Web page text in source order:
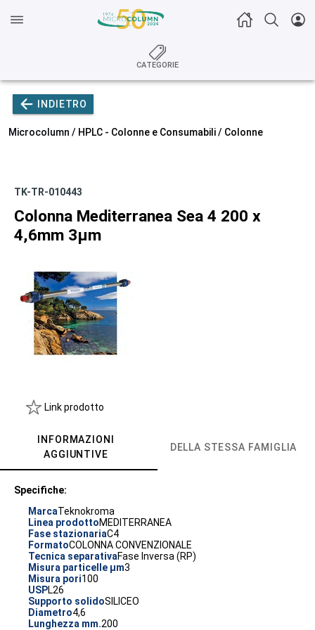
CATEGORIE
INDIETRO
Microcolumn / HPLC - Colonne e Consumabili/ Colonne
TK-TR-010443
Colonna Mediterranea Sea 4 200 x
4,6mm 3µm
Link prodotto
INFORMAZIONI
AGGIUNTIVE
DELLA STESSA FAMIGLIA
Specifiche:
MarcaTeknokroma
Linea prodottoMEDITERRANEA
Fase stazionariaC4
FormatoCOLONNA CONVENZIONALE
Tecnica separativaFase Inversa (RP)
Misura particelle µm3
Misura pori100
USPL26
Supporto solidoSILICEO
Diametro4,6
Lunghezza mm.200